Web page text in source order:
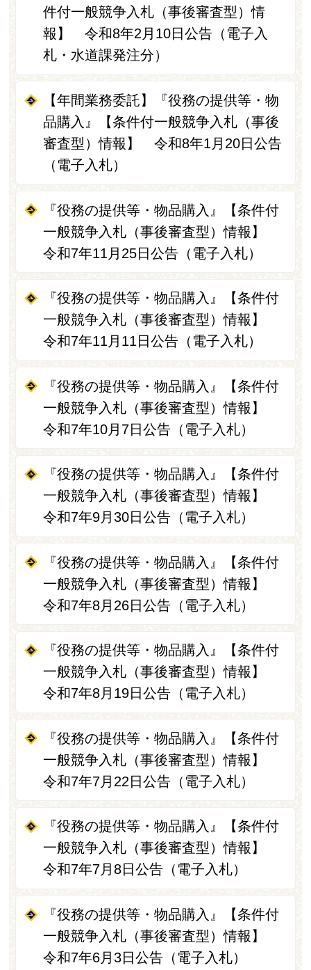
件付一般競争入札（事後審査型）情
報】 令和8年2月10日公告（電子入
札・水道課発注分）
【年間業務委託】『役務の提供等・物
品購入』【条件付一般競争入札（事後
審査型）情報】 令和8年1月20日公告
（電子入札）
『役務の提供等・物品購入』【条件付
一般競争入札（事後審査型）情報】
令和7年11月25日公告（電子入札）
『役務の提供等・物品購入』【条件付
一般競争入札（事後審査型）情報】
令和7年11月11日公告（電子入札）
『役務の提供等・物品購入』【条件付
一般競争入札（事後審査型）情報】
令和7年10月7日公告（電子入札）
『役務の提供等・物品購入』【条件付
一般競争入札（事後審査型）情報】
令和7年9月30日公告（電子入札）
『役務の提供等・物品購入』【条件付
一般競争入札（事後審査型）情報】
令和7年8月26日公告（電子入札）
『役務の提供等・物品購入』【条件付
一般競争入札（事後審査型）情報】
令和7年8月19日公告（電子入札）
『役務の提供等・物品購入』【条件付
一般競争入札（事後審査型）情報】
令和7年7月22日公告（電子入札）
『役務の提供等・物品購入』【条件付
一般競争入札（事後審査型）情報】
令和7年7月8日公告（電子入札）
『役務の提供等・物品購入』【条件付
一般競争入札（事後審査型）情報】
令和7年6月3日公告（電子入札）